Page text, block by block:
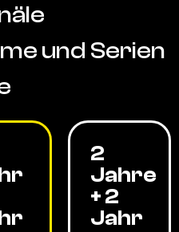
und Serien
2
Jahre
+ 2
Jahr